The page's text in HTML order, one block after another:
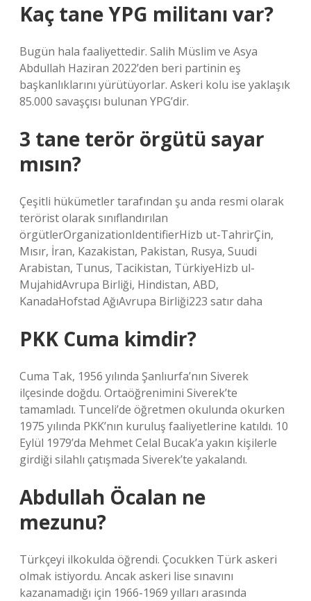
Kaç tane YPG militanı var?
Bugün hala faaliyettedir. Salih Müslim ve Asya
Abdullah Haziran 2022’den beri partinin eş
başkanlıklarını yürütüyorlar. Askeri kolu ise yaklaşık
85.000 savaşçısı bulunan YPG’dir.
3 tane terör örgütü sayar
mısın?
Çeşitli hükümetler tarafından şu anda resmi olarak
terörist olarak sınıflandırılan
örgütlerOrganizationIdentifierHizb ut-TahrirÇin,
Mısır, İran, Kazakistan, Pakistan, Rusya, Suudi
Arabistan, Tunus, Tacikistan, TürkiyeHizb ul-
MujahidAvrupa Birliği, Hindistan, ABD,
KanadaHofstad AğıAvrupa Birliği223 satır daha
PKK Cuma kimdir?
Cuma Tak, 1956 yılında Şanlıurfa’nın Siverek
ilçesinde doğdu. Ortaöğrenimini Siverek’te
tamamladı. Tunceli’de öğretmen okulunda okurken
1975 yılında PKK’nın kuruluş faaliyetlerine katıldı. 10
Eylül 1979’da Mehmet Celal Bucak’a yakın kişilerle
girdiği silahlı çatışmada Siverek’te yakalandı.
Abdullah Öcalan ne
mezunu?
Türkçeyi ilkokulda öğrendi. Çocukken Türk askeri
olmak istiyordu. Ancak askeri lise sınavını
kazanamadığı için 1966-1969 yılları arasında